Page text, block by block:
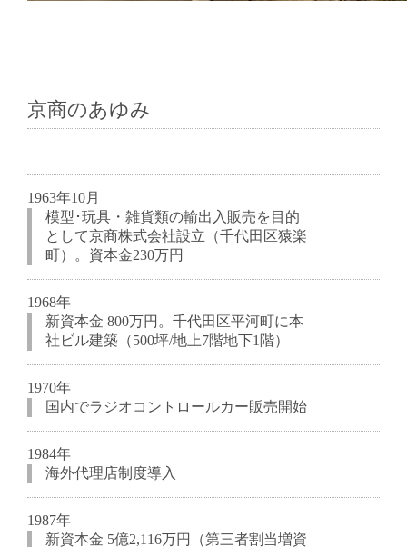
京商のあゆみ
1963年10月
模型･玩具・雑貨類の輸出入販売を目的
として京商株式会社設立（千代田区猿楽
町）。資本金230万円
1968年
新資本金 800万円。千代田区平河町に本
社ビル建築（500坪/地上7階地下1階）
1970年
国内でラジオコントロールカー販売開始
1984年
海外代理店制度導入
1987年
新資本金 5億2,116万円（第三者割当増資